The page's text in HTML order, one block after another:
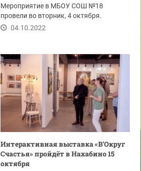
Мероприятие в МБОУ СОШ №18
провели во вторник, 4 октября.
04.10.2022
Интерактивная выставка «В’Округ
Счастья» пройдёт в Нахабино 15
октября